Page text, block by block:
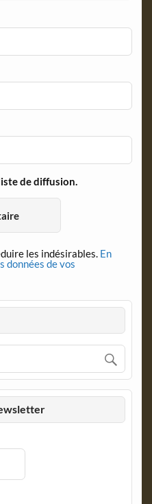
de diffusion.
les indésirables. En
données de vos